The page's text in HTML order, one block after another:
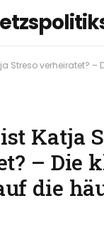
verheiratet? – Die klare
Katja
– Die
die